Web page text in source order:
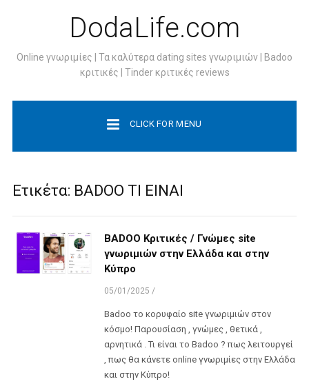
DodaLife.com
Online γνωριμίες | Τα καλύτερα dating sites γνωριμιών | Badoo
κριτικές | Tinder κριτικές reviews
CLICK FOR MENU
Ετικέτα: BADOO ΤΙ ΕΙΝΑΙ
BADOO Κριτικές / Γνώμες site
γνωριμιών στην Ελλάδα και στην
Κύπρο
05/01/2025 /
Badoo το κορυφαίο site γνωριμιών στον
κόσμο! Παρουσίαση , γνώμες , θετικά ,
αρνητικά . Τι είναι το Badoo ? πως λειτουργεί
, πως θα κάνετε online γνωριμίες στην Ελλάδα
και στην Κύπρο!